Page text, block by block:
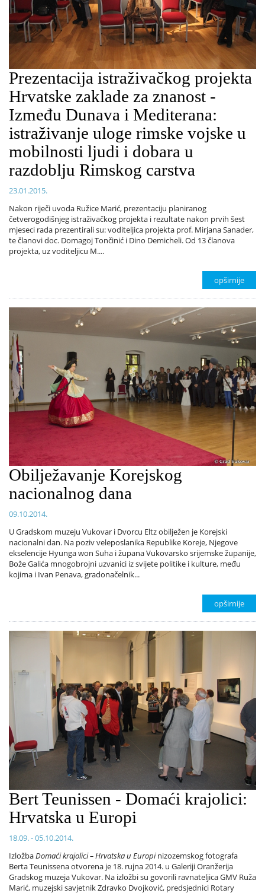
Prezentacija istraživačkog projekta
Hrvatske zaklade za znanost -
Između Dunava i Mediterana:
istraživanje uloge rimske vojske u
mobilnosti ljudi i dobara u
razdoblju Rimskog carstva
23.01.2015.
Nakon riječi uvoda Ružice Marić, prezentaciju planiranog
četverogodišnjeg istraživačkog projekta i rezultate nakon prvih šest
mjeseci rada prezentirali su: voditeljica projekta prof. Mirjana Sanader,
te članovi doc. Domagoj Tončinić i Dino Demicheli. Od 13 članova
projekta, uz voditeljicu M....
opširnije
Obilježavanje Korejskog
nacionalnog dana
09.10.2014.
U Gradskom muzeju Vukovar i Dvorcu Eltz obilježen je Korejski
nacionalni dan. Na poziv veleposlanika Republike Koreje, Njegove
ekselencije Hyunga won Suha i župana Vukovarsko srijemske županije,
Bože Galića mnogobrojni uzvanici iz svijete politike i kulture, među
kojima i Ivan Penava, gradonačelnik...
opširnije
Bert Teunissen - Domaći krajolici:
Hrvatska u Europi
18.09. - 05.10.2014.
IzložbaDomaći krajolici – Hrvatska u Europinizozemskog fotografa
Berta Teunissena otvorena je 18. rujna 2014. u Galeriji Oranžerija
Gradskog muzeja Vukovar. Na izložbi su govorili ravnateljica GMV Ruža
Marić, muzejski savjetnik Zdravko Dvojković, predsjednici Rotary